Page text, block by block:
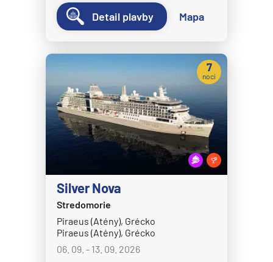
Detail plavby Mapa
Silver Nova
Stredomorie
Piraeus (Atény), Grécko
Piraeus (Atény), Grécko
06. 09. - 13. 09. 2026
7
nocí